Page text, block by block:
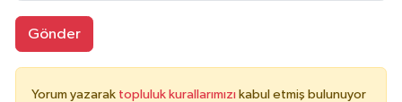
Gönder
Yorum yazarak topluluk kurallarımızı kabul etmiş bulunuyor